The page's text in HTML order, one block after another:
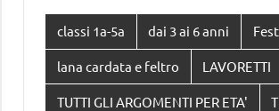
classi 1a-5a dai 3 ai 6 anni
lana cardata e feltro LAVORETTI
TUTTI GLI ARGOMENTI PER ETA'